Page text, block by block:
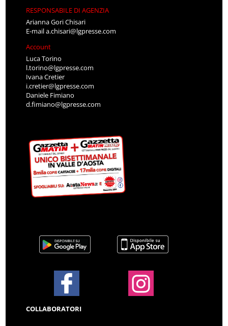
RESPONSABILE DI AGENZIA
Arianna Gori Chisari
E-maila.chisari@lgpresse.com
Account
Luca Torino
l.torino@lgpresse.com
Ivana Cretier
i.cretier@lgpresse.com
Daniele Fimiano
d.fimiano@lgpresse.com
COLLABORATORI